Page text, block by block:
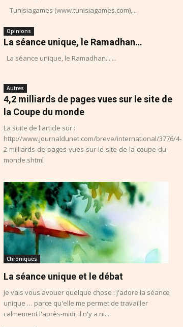
Tunisiagames (www.tunisiagames.com),...
Opinions
La séance unique, le Ramadhan…
La séance unique, le Ramadhan... ...
Autres
4,2 milliards de pages vues sur le site de
la Coupe du monde
La suite de l'article sur :
http://www.journaldunet.com/breve/international/3776/4-
2-milliards-de-pages-vues-sur-le-site-de-la-coupe-du-
monde.shtml
Chroniques
La séance unique et le débat
Je vais vous avouer quelque chose : j'adore la séance
unique … parce qu'elle me permet de travailler
calmement l'après-midi, il n'y a ni...